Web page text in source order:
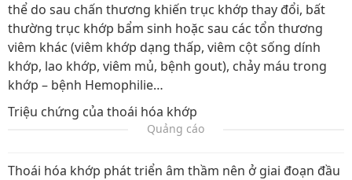
thể do sau chấn thương khiến trục khớp thay đổi, bất
thường trục khớp bẩm sinh hoặc sau các tổn thương
viêm khác (viêm khớp dạng thấp, viêm cột sống dính
khớp, lao khớp, viêm mủ, bệnh gout), chảy máu trong
khớp – bệnh Hemophilie…
Triệu chứng của thoái hóa khớp
Quảng cáo
Thoái hóa khớp phát triển âm thầm nên ở giai đoạn đầu